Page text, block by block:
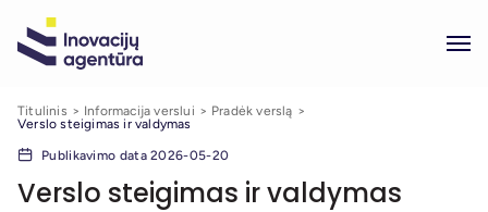
Titulinis Informacija verslui
Pradėk verslą
Verslo steigimas ir valdymas
Publikavimo data 2026-05-20
Verslo steigimas ir valdymas